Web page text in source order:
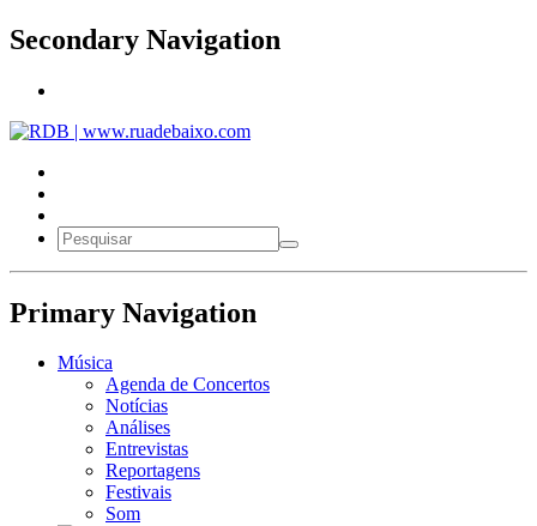
Secondary Navigation
Primary Navigation
Música
Agenda de Concertos
Notícias
Análises
Entrevistas
Reportagens
Festivais
Som